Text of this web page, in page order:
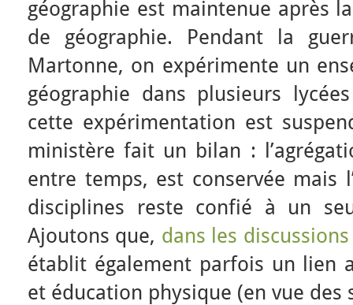
géographie est maintenue après
de géographie. Pendant la
Martonne, on expérimente un
géographie dans plusieurs
cette expérimentation est
ministère fait un bilan :
entre temps, est conservée mais
disciplines reste confié à un
Ajoutons que, dans les
établit également parfois un lien
et éducation physique (en vue